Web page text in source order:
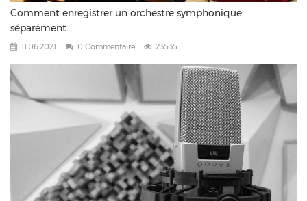
Comment enregistrer un orchestre symphonique
séparément...
11.06.2021 0 Commentaire 23535